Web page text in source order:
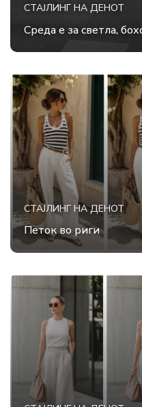
СТАЈЛИНГ НА ДЕНОТ
Среда е за светла,
СТАЈЛИНГ НА ДЕНОТ
Петок во риги